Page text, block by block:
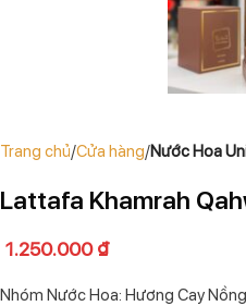
Trang chủ Cửa hàng Nước Hoa
Lattafa Khamrah
1.250.000₫
Nhóm Nước Hoa: Hương Cay